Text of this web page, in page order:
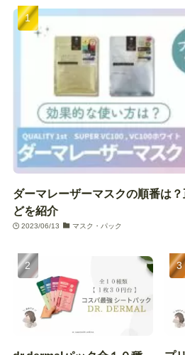
ダーマレーザーマスクの順番は
どを紹介
2023/06/13 マスク・パック